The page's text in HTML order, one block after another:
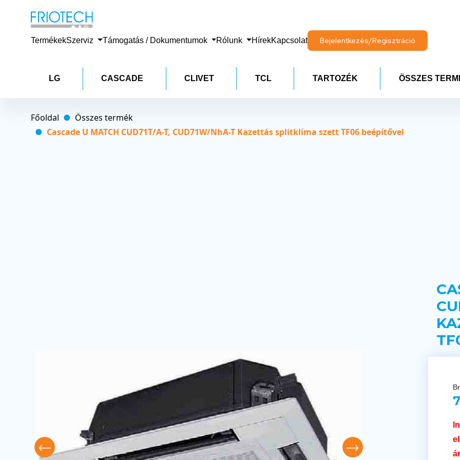
TermékekSzerviz Támogatás / Dokumentumok Rólunk HírekKapcsolat Bejelentkezés/Regisztráció
LG CASCADE CLIVET TCL TARTOZÉK ÖSSZES
Főoldal
Összes termék
Cascade U MATCH CUD71T/A-T, CUD71W/NhA-T Kazettás splitklíma szett TF06 beépítővel